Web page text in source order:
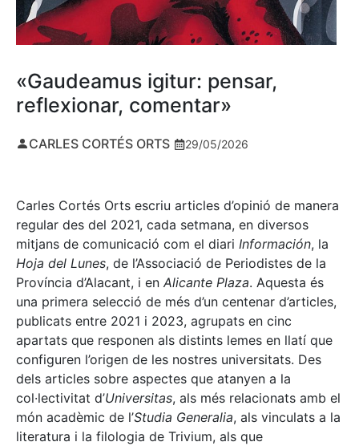
«Gaudeamus igitur: pensar,
reflexionar, comentar»
CARLES CORTÉS ORTS 29/05/2026
Carles Cortés Orts escriu articles d’opinió de manera
regular des del 2021, cada setmana, en diversos
mitjans de comunicació com el diari Información, la
Hoja del Lunes, de l’Associació de Periodistes de la
Província d’Alacant, i en Alicante Plaza. Aquesta és
una primera selecció de més d’un centenar d’articles,
publicats entre 2021 i 2023, agrupats en cinc
apartats que responen als distints lemes en llatí que
configuren l’origen de les nostres universitats. Des
dels articles sobre aspectes que atanyen a la
col·lectivitat d’Universitas, als més relacionats amb el
món acadèmic de l’Studia Generalia, als vinculats a la
literatura i la filologia de Trivium, als que